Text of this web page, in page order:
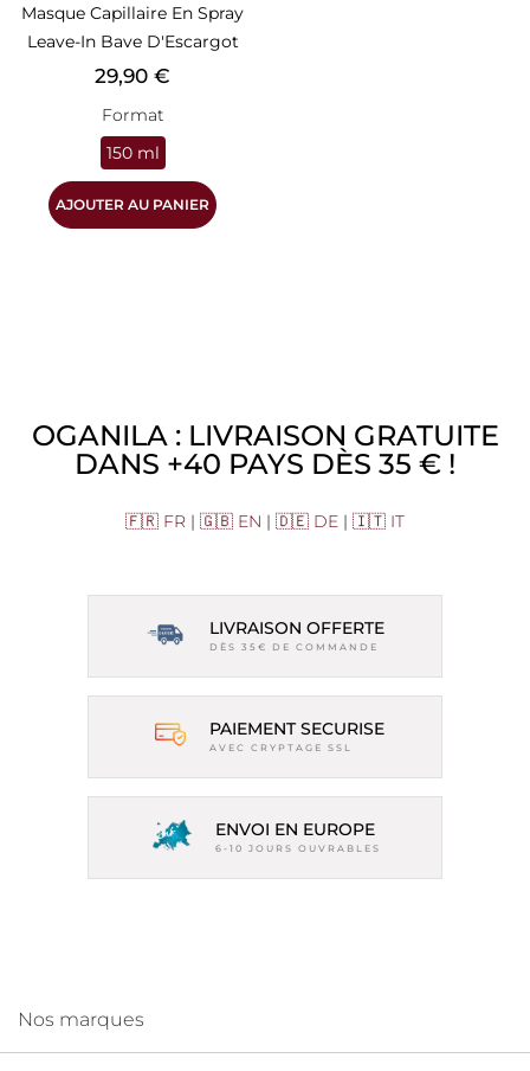
Masque Capillaire En Spray
Leave-In Bave D'Escargot
Prix
29,90 €
Format
150 ml
AJOUTER AU PANIER
OGANILA : LIVRAISON GRATUITE
DANS +40 PAYS DÈS 35 € !
🇫🇷 FR | 🇬🇧 EN | 🇩🇪 DE | 🇮🇹 IT
LIVRAISON OFFERTE
DÈS 35€ DE COMMANDE
PAIEMENT SECURISE
AVEC CRYPTAGE SSL
ENVOI EN EUROPE
6-10 JOURS OUVRABLES
Nos marques